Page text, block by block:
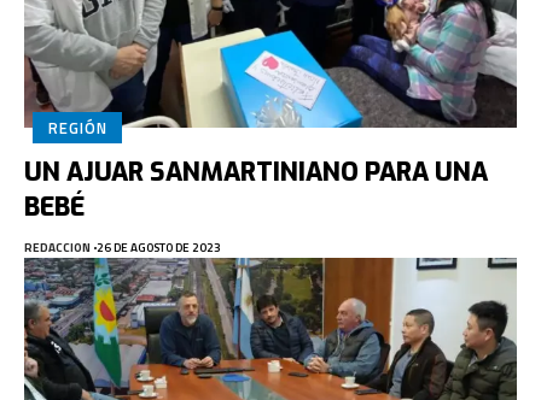
REGIÓN
UN AJUAR SANMARTINIANO PARA UNA
BEBÉ
REDACCION 26 DE AGOSTO DE 2023